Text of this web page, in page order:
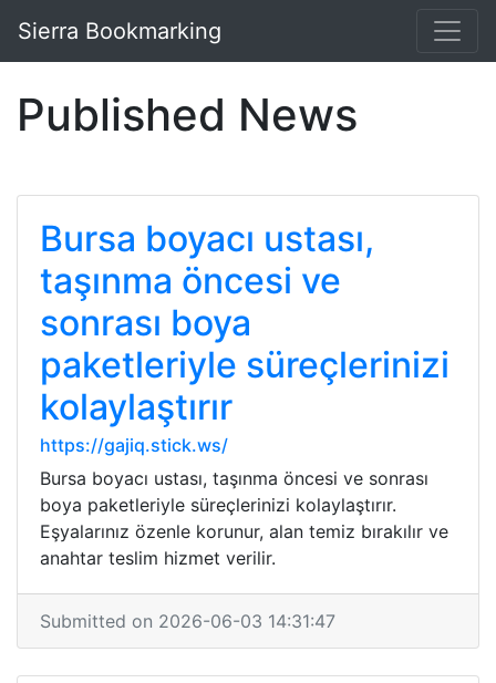
Sierra Bookmarking
Published News
Bursa boyacı ustası,
taşınma öncesi ve
sonrası boya
paketleriyle süreçlerinizi
kolaylaştırır
https://gajiq.stick.ws/
Bursa boyacı ustası, taşınma öncesi ve sonrası
boya paketleriyle süreçlerinizi kolaylaştırır.
Eşyalarınız özenle korunur, alan temiz bırakılır ve
anahtar teslim hizmet verilir.
Submitted on 2026-06-03 14:31:47